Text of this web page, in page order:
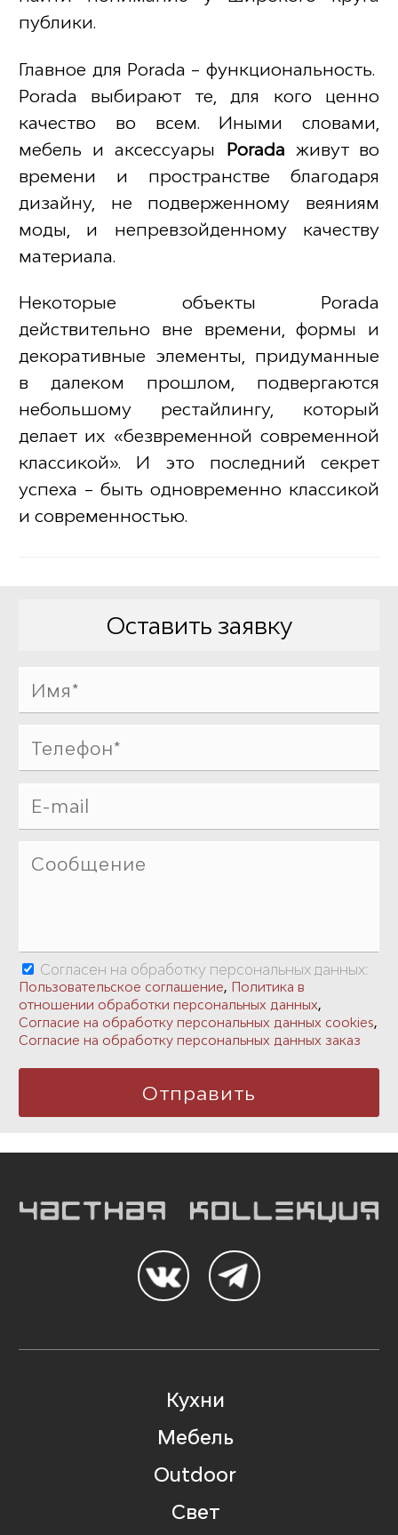
публики.
Главное для Porada – функциональность.
Porada выбирают те, для кого ценно
качество во всем. Иными словами,
мебель и аксессуары Porada живут во
времени и пространстве благодаря
дизайну, не подверженному веяниям
моды, и непревзойденному качеству
материала.
Некоторые объекты Porada
действительно вне времени, формы и
декоративные элементы, придуманные
в далеком прошлом, подвергаются
небольшому рестайлингу, который
делает их «безвременной современной
классикой». И это последний секрет
успеха – быть одновременно классикой
и современностью.
Оставить заявку
Согласен на обработку персональных данных:
Пользовательское соглашение, Политика в
отношении обработки персональных данных,
Согласие на обработку персональных данных cookies,
Согласие на обработку персональных данных заказ
Кухни
Мебель
Outdoor
Свет